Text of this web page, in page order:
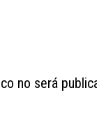
no será